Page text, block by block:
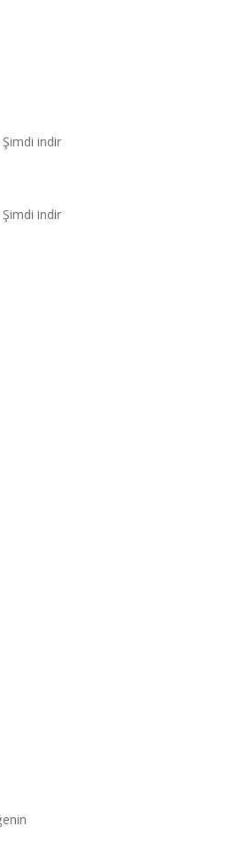
Şimdi indir
Şimdi indir